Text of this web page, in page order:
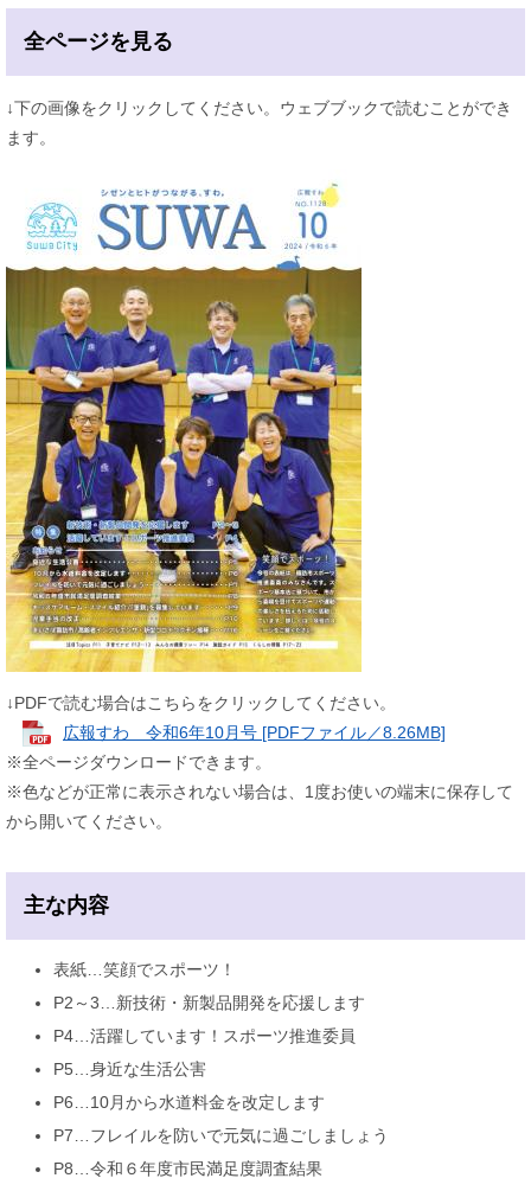
全ページを見る
↓下の画像をクリックしてください。ウェブブックで読むことができ
ます。
↓PDFで読む場合はこちらをクリックしてください。
広報すわ 令和6年10月号 [PDFファイル／8.26MB]
※全ページダウンロードできます。
※色などが正常に表示されない場合は、1度お使いの端末に保存して
から開いてください。
主な内容
表紙…笑顔でスポーツ！
P2～3…新技術・新製品開発を応援します
P4…活躍しています！スポーツ推進委員
P5…身近な生活公害
P6…10月から水道料金を改定します
P7…フレイルを防いで元気に過ごしましょう
P8…令和６年度市民満足度調査結果